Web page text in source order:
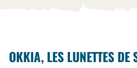
OKKIA, LES LUNETTES DE